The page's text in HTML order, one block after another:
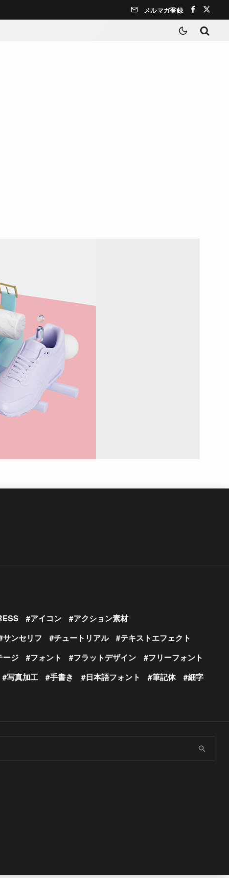
メルマガ登録
アイコン
アクション素材
サンセリフ チュートリアル
テキストエフェクト
ージ フォント フラットデザイン
フリーフォント
写真加工 手書き 日本語フォント 筆記体
細字